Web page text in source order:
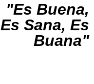
"Es Buena,
Es Sana, Es
Buana"